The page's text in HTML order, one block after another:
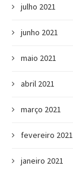
julho 2021
junho 2021
maio 2021
abril 2021
março 2021
fevereiro 2021
janeiro 2021